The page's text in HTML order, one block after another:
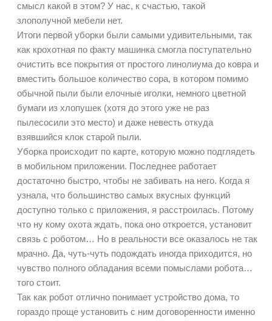
смысл какой в этом? У нас, к счастью, такой
злополучной мебели нет.
Итоги первой уборки были самыми удивительными, так
как крохотная по факту машинка смогла поступательно
очистить все покрытия от простого линолиума до ковра и
вместить большое количество сора, в котором помимо
обычной пыли были елочные иголки, немного цветной
бумаги из хлопушек (хотя до этого уже не раз
пылесосили это место) и даже невесть откуда
взявшийся клок старой пыли.
Уборка происходит по карте, которую можно подглядеть
в мобильном приложении. Последнее работает
достаточно быстро, чтобы не забивать на него. Когда я
узнала, что большинство самых вкусных функций
доступно только с приложения, я расстроилась. Потому
что ну кому охота ждать, пока оно откроется, установит
связь с роботом… Но в реальности все оказалось не так
мрачно. Да, чуть-чуть подождать иногда приходится, но
чувство полного обладания всеми помыслами робота…
того стоит.
Так как робот отлично понимает устройство дома, то
гораздо проще установить с ним договоренности именно